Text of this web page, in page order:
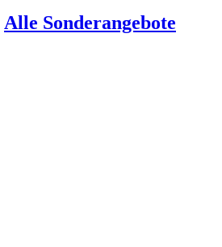
Alle Sonderangebote